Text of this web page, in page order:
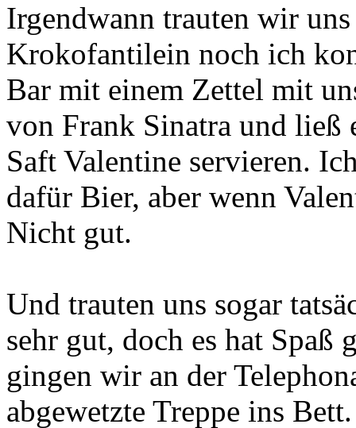
Irgendwann trauten wir
Krokofantilein noch ich
Bar mit einem Zettel mit
von Frank Sinatra und ließ
Saft Valentine servieren.
dafür Bier, aber wenn
Nicht gut.
Und trauten uns sogar
sehr gut, doch es hat Spaß
gingen wir an der
abgewetzte Treppe ins Bett.